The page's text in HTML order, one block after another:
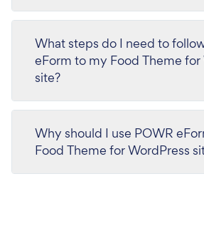
What steps do I need to
eForm to my Food Theme for
site?
Why should I use POWR
Food Theme for WordPress